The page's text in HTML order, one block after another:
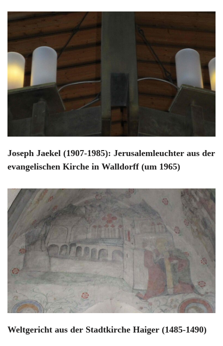
Joseph Jaekel (1907-1985): Jerusalemleuchter aus der
evangelischen Kirche in Walldorff (um 1965)
Weltgericht aus der Stadtkirche Haiger (1485-1490)